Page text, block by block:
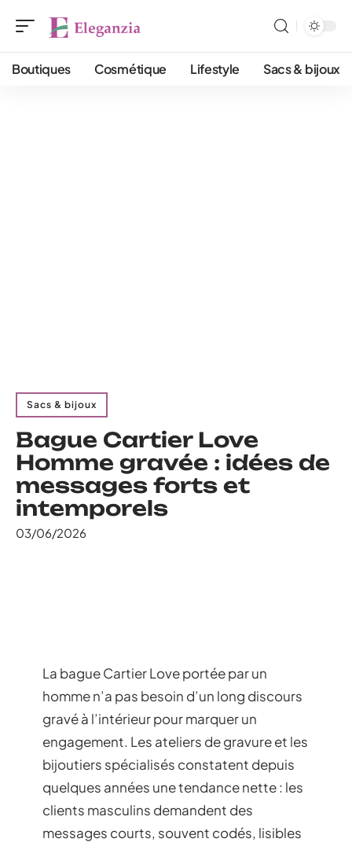
Boutiques Cosmétique Lifestyle Sacs & bijoux
Sacs & bijoux
Bague Cartier Love
Homme gravée : idées de
messages forts et
intemporels
03/06/2026
La bague Cartier Love portée par un
homme n’a pas besoin d’un long discours
gravé à l’intérieur pour marquer un
engagement. Les ateliers de gravure et les
bijoutiers spécialisés constatent depuis
quelques années une tendance nette : les
clients masculins demandent des
messages courts, souvent codés, lisibles